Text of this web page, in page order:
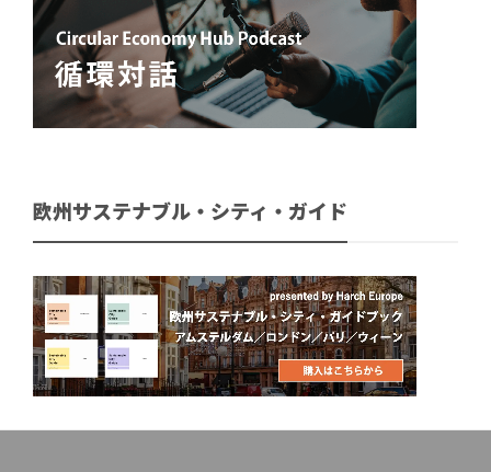
欧州サステナブル・シティ・ガイド